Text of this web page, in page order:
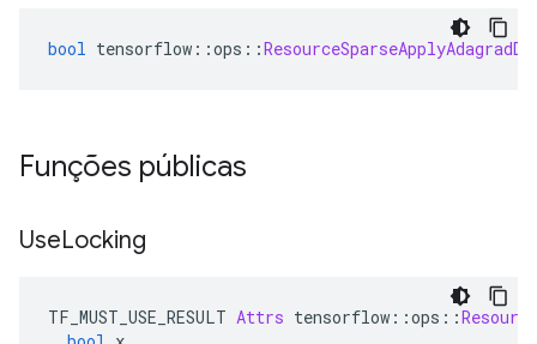
bool tensorflow ::ops ::ResourceSparseApplyAdagradDA
Funções públicas
UseLocking
TF_MUST_USE_RESULT Attrs tensorflow ::ops ::